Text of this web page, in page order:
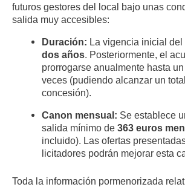
futuros gestores del local bajo unas
salida muy accesibles:
Duración: La vigencia inicial del
dos años. Posteriormente, el
prorrogarse anualmente hasta
veces (pudiendo alcanzar un
concesión).
Canon mensual: Se establece
salida mínimo de363 euros
incluido). Las ofertas
licitadores podrán mejorar esta
Toda la información pormenorizada